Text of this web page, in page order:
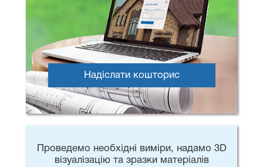
Надіслати кошторис
Проведемо необхідні виміри, надамо 3D
візуалізацію та зразки матеріалів